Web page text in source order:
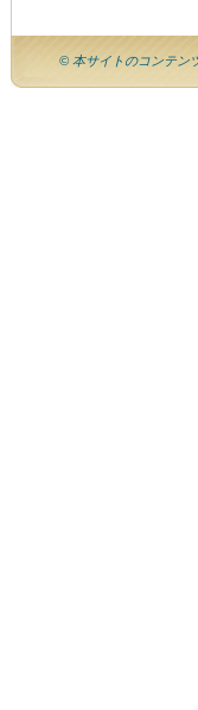
© 本サイトのコンテン